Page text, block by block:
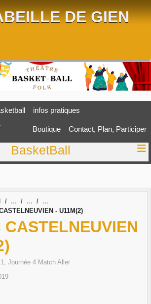
DE GIEN
infos pratiques
Boutique Contact, Plan, Participer
BasketBall
- U11M(2)
CASTELNEUVIEN
Journée 4 Match Aller
cookies